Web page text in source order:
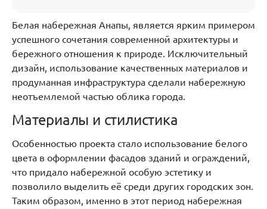
Белая набережная Анапы, является ярким примером
успешного сочетания современной архитектуры и
бережного отношения к природе. Исключительный
дизайн, использование качественных материалов и
продуманная инфраструктура сделали набережную
неотъемлемой частью облика города.
Материалы и стилистика
Особенностью проекта стало использование белого
цвета в оформлении фасадов зданий и ограждений,
что придало набережной особую эстетику и
позволило выделить её среди других городских зон.
Таким образом, именно в этот период набережная